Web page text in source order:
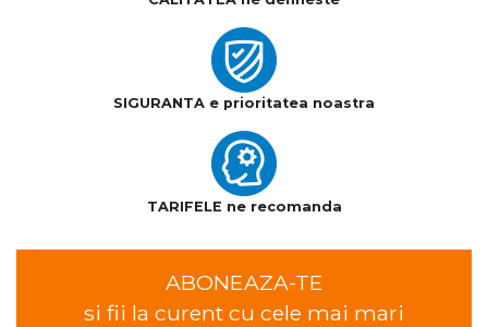
SIGURANTA e prioritatea noastra
TARIFELE ne recomanda
ABONEAZA-TE
si fii la curent cu cele mai mari